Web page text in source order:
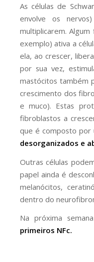
As células de
envolve os
multiplicarem.
exemplo) ativa a
ela, ao crescer,
por sua vez,
mastócitos também
crescimento dos
e muco). Estas
fibroblastos a
que é composto por
desorganizados e
Outras células
papel ainda é
melanócitos,
dentro do
Na próxima
primeiros NFc.